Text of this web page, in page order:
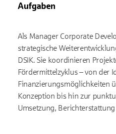
Aufgaben
Als Manager Corporate
strategische
DSIK. Sie koordinieren
Fördermittelzyklus – von der
Finanzierungsmöglichkeiten
Konzeption bis hin zur
Umsetzung,